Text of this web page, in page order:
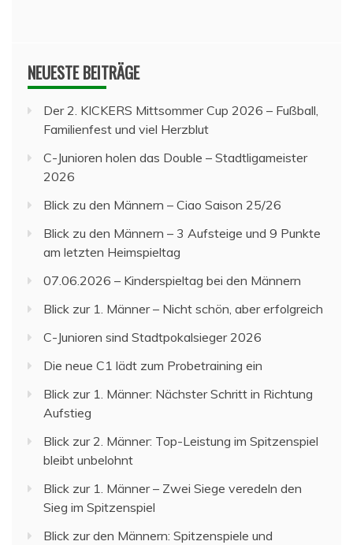
NEUESTE BEITRÄGE
Der 2. KICKERS Mittsommer Cup 2026 – Fußball,
Familienfest und viel Herzblut
C-Junioren holen das Double – Stadtligameister
2026
Blick zu den Männern – Ciao Saison 25/26
Blick zu den Männern – 3 Aufsteige und 9 Punkte
am letzten Heimspieltag
07.06.2026 – Kinderspieltag bei den Männern
Blick zur 1. Männer – Nicht schön, aber erfolgreich
C-Junioren sind Stadtpokalsieger 2026
Die neue C1 lädt zum Probetraining ein
Blick zur 1. Männer: Nächster Schritt in Richtung
Aufstieg
Blick zur 2. Männer: Top-Leistung im Spitzenspiel
bleibt unbelohnt
Blick zur 1. Männer – Zwei Siege veredeln den
Sieg im Spitzenspiel
Blick zur den Männern: Spitzenspiele und